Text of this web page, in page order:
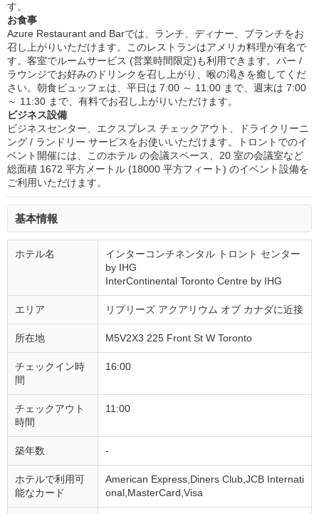
す。
お食事
Azure Restaurant and Barでは、ランチ、ディナー、ブランチをお
召し上がりいただけます。このレストランはアメリカ料理が有名で
す。客室でルームサービス (営業時間限定)も利用できます。バー /
ラウンジでお好みのドリンクを召し上がり、喉の渇きを癒してくだ
さい。朝食ビュッフェは、平日は 7:00 ～ 11:00 まで、週末は 7:00
～ 11:30 まで、有料でお召し上がりいただけます。
ビジネス設備
ビジネスセンター、エクスプレス チェックアウト、ドライクリーニ
ング / ランドリー サービスをお使いいただけます。トロントでのイ
ベント開催には、このホテル の会議スペース、20 室の会議室など
総面積 1672 平方メートル (18000 平方フィート) のイベント設備を
ご利用いただけます。
基本情報
ホテル名
インターコンチネンタル トロント センター
by IHG
InterContinental Toronto Centre by IHG
エリア リプリーズ アクアリウム オブ カナダに近接
所在地 M5V2X3 225 Front St W Toronto
チェックイン時
間
16:00
チェックアウト
時間
11:00
築年数 -
ホテルで利用可
能なカード
American Express,Diners Club,JCB Internati
onal,MasterCard,Visa